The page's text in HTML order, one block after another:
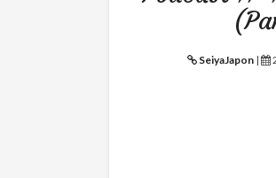
SeiyaJapon |